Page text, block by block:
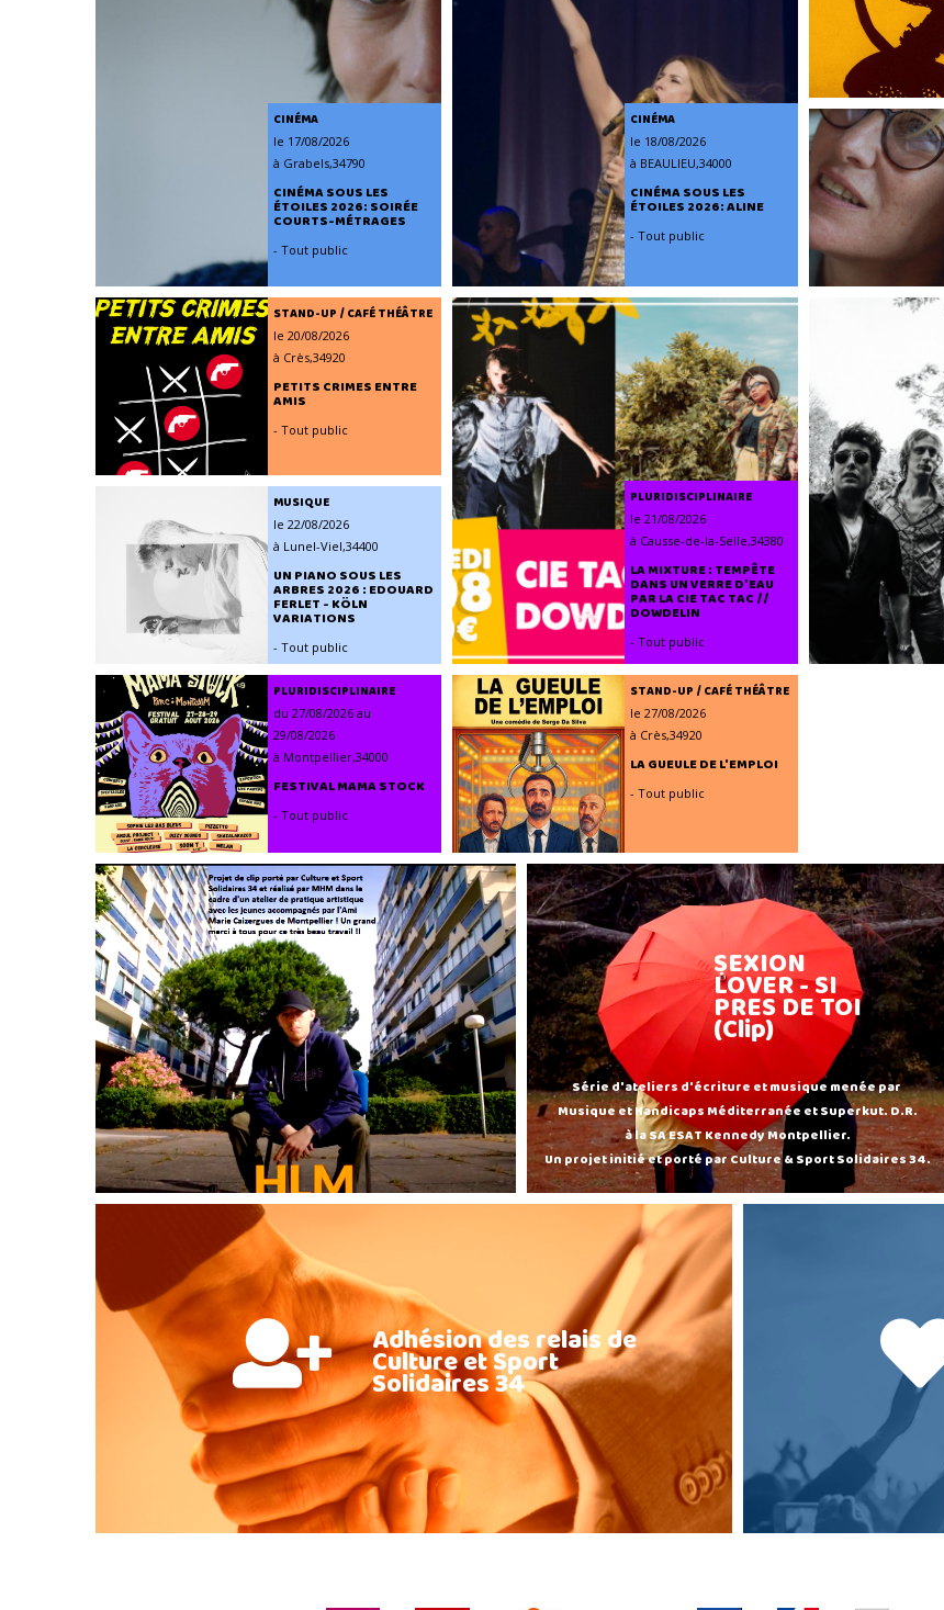
CINÉMA
le 17/08/2026
à Grabels,34790
CINÉMA SOUS LES
ÉTOILES 2026: SOIRÉE
COURTS-MÉTRAGES
- Tout public
CINÉMA
le 18/08/2026
à BEAULIEU,34000
CINÉMA SOUS LES
ÉTOILES 2026: ALINE
- Tout public
STAND-UP / CAFÉ THÉÂTRE
le 20/08/2026
à Crès,34920
PETITS CRIMES ENTRE
AMIS
- Tout public
PLURIDISCIPLINAIRE
le 21/08/2026
à Causse-de-la-Selle,34380
LA MIXTURE : TEMPÊTE
DANS UN VERRE D'EAU
PAR LA CIE TAC TAC //
DOWDELIN
- Tout public
MUSIQUE
le 22/08/2026
à Lunel-Viel,34400
UN PIANO SOUS LES
ARBRES 2026 : EDOUARD
FERLET - KÖLN
VARIATIONS
- Tout public
PLURIDISCIPLINAIRE
du 27/08/2026 au
29/08/2026
à Montpellier,34000
FESTIVAL MAMA STOCK
- Tout public
STAND-UP / CAFÉ THÉÂTRE
le 27/08/2026
à Crès,34920
LA GUEULE DE L'EMPLOI
- Tout public
SEXION
LOVER - SI
PRES DE TOI
(Clip)
Série d'ateliers d'écriture et musique menée par
Musique et Handicaps Méditerranée et Superkut. D.R.
à la SA ESAT Kennedy Montpellier.
Un projet initié et porté par Culture & Sport Solidaires 34.
Adhésion des relais de
Culture et Sport
Solidaires 34